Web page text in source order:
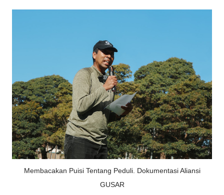
Membacakan Puisi Tentang Peduli. Dokumentasi Aliansi
GUSAR